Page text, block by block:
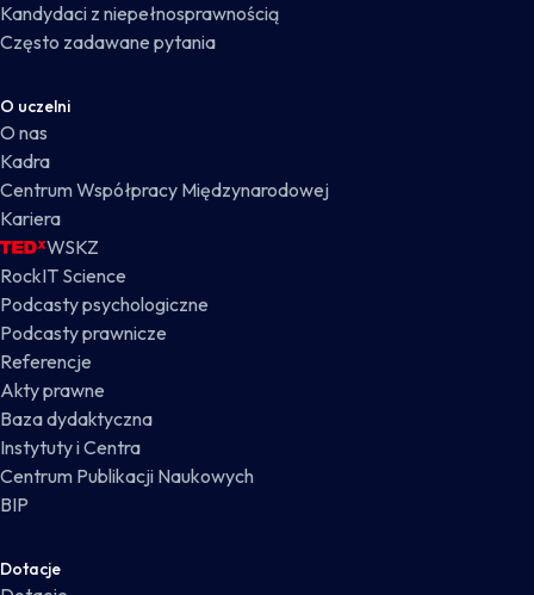
Kandydaci z niepełnosprawnością
Często zadawane pytania
O uczelni
O nas
Kadra
Centrum Współpracy Międzynarodowej
Kariera
WSKZ
RockIT Science
Podcasty psychologiczne
Podcasty prawnicze
Referencje
Akty prawne
Baza dydaktyczna
Instytuty i Centra
Centrum Publikacji Naukowych
BIP
Dotacje